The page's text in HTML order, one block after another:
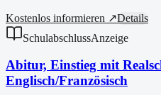
Kostenlos informieren ↗Details
SchulabschlussAnzeige
Abitur, Einstieg mit
Englisch/Französisch